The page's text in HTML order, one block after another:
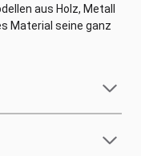
aus Holz, Metall
Material seine ganz